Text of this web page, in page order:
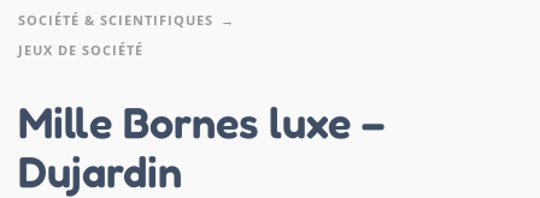
SOCIÉTÉ & SCIENTIFIQUES
JEUX DE SOCIÉTÉ
Mille Bornes luxe –
Dujardin